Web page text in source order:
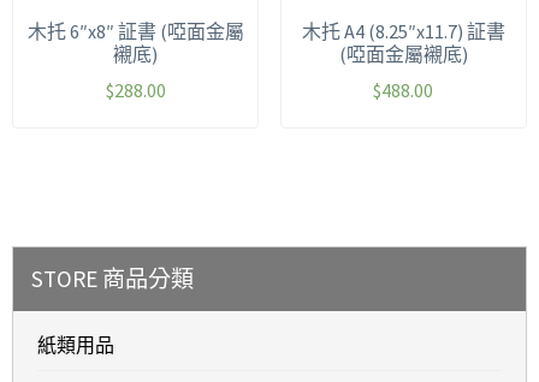
木托 6″x8″ 証書 (啞面金屬
襯底)
$288.00
木托 A4 (8.25″x11.7) 証書
(啞面金屬襯底)
$488.00
STORE 商品分類
紙類用品